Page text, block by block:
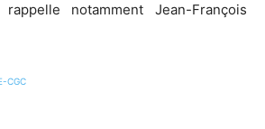
notamment Jean-François
CGC